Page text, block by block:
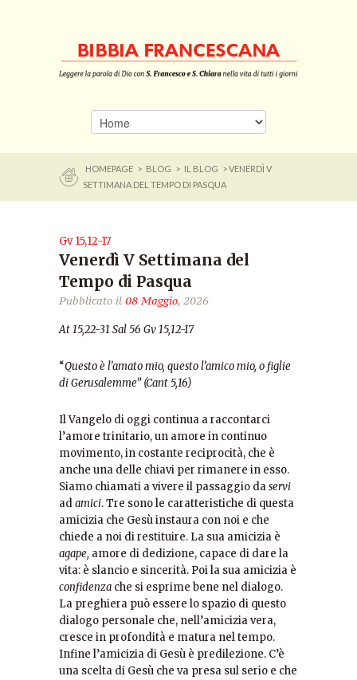
HOMEPAGE > BLOG > IL BLOG
> VENERDÌ V
SETTIMANA DEL TEMPO DI PASQUA
Gv 15,12-17
Venerdì V Settimana del
Tempo di Pasqua
Pubblicato il 08 Maggio, 2026
At 15,22-31 Sal 56 Gv 15,12-17
“Questo è l’amato mio, questo l’amico mio, o figlie
di Gerusalemme” (Cant 5,16)
Il Vangelo di oggi continua a raccontarci
l’amore trinitario, un amore in continuo
movimento, in costante reciprocità, che è
anche una delle chiavi per rimanere in esso.
Siamo chiamati a vivere il passaggio daservi
adamici. Tre sono le caratteristiche di questa
amicizia che Gesù instaura con noi e che
chiede a noi di restituire. La sua amicizia è
agape, amore di dedizione, capace di dare la
vita: è slancio e sincerità. Poi la sua amicizia è
confidenza che si esprime bene nel dialogo.
La preghiera può essere lo spazio di questo
dialogo personale che, nell’amicizia vera,
cresce in profondità e matura nel tempo.
Infine l’amicizia di Gesù è predilezione. C’è
una scelta di Gesù che va presa sul serio e che